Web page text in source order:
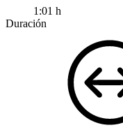
1:01 h
Duración